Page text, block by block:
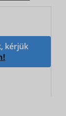
kérjük